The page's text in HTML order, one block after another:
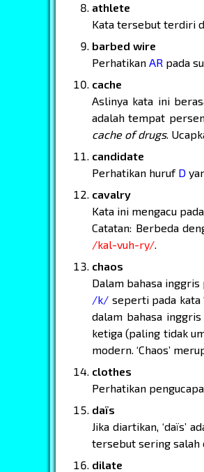
athlete
Kata tersebut terdiri
barbed wire
Perhatikan AR pada
cache
Aslinya kata ini
adalah tempat
cache of drugs.
candidate
Perhatikan huruf D
cavalry
Kata ini mengacu
Catatan: Berbeda
/kal-vuh-ry/.
chaos
Dalam bahasa
/k/ seperti pada kata
dalam bahasa
ketiga (paling tidak
modern. ‘Chaos’
clothes
Perhatikan
daïs
Jika diartikan, ‘daïs’
tersebut sering salah
dilate